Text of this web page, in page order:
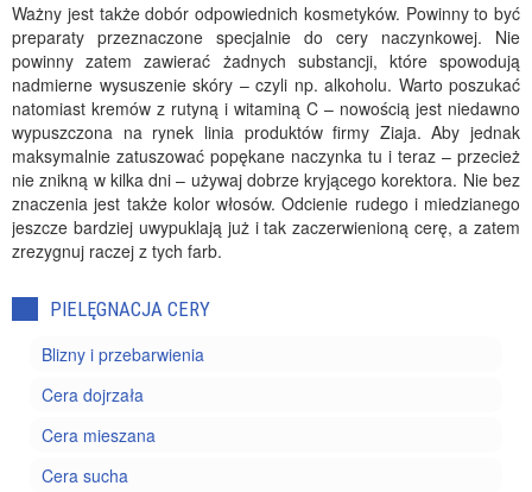
Ważny jest także dobór odpowiednich kosmetyków. Powinny to być
preparaty przeznaczone specjalnie do cery naczynkowej. Nie
powinny zatem zawierać żadnych substancji, które spowodują
nadmierne wysuszenie skóry – czyli np. alkoholu. Warto poszukać
natomiast kremów z rutyną i witaminą C – nowością jest niedawno
wypuszczona na rynek linia produktów firmy Ziaja. Aby jednak
maksymalnie zatuszować popękane naczynka tu i teraz – przecież
nie znikną w kilka dni – używaj dobrze kryjącego korektora. Nie bez
znaczenia jest także kolor włosów. Odcienie rudego i miedzianego
jeszcze bardziej uwypuklają już i tak zaczerwienioną cerę, a zatem
zrezygnuj raczej z tych farb.
PIELĘGNACJA CERY
Blizny i przebarwienia
Cera dojrzała
Cera mieszana
Cera sucha